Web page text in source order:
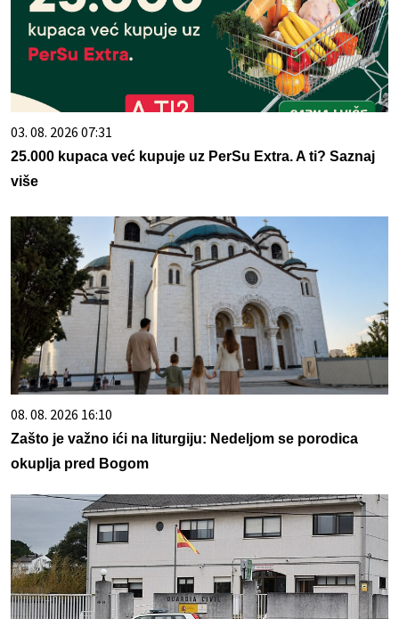
03. 08. 2026 07:31
25.000 kupaca već kupuje uz PerSu Extra. A ti? Saznaj
više
08. 08. 2026 16:10
Zašto je važno ići na liturgiju: Nedeljom se porodica
okuplja pred Bogom